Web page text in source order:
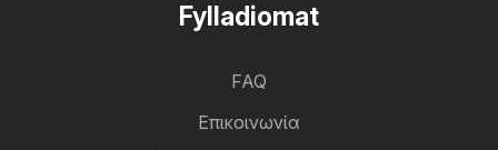
Fylladiomat
FAQ
Επικοινωνία